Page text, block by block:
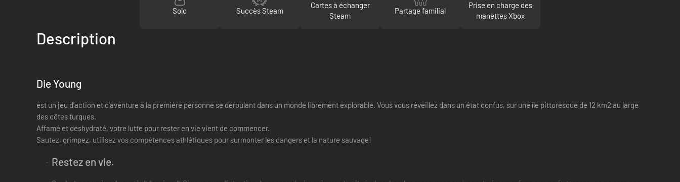
Solo Succès Steam
Cartes à échanger
Steam
Partage familial
Prise en charge des
manettes Xbox
Description
Die Young
est un jeu d'action et d'aventure à la première personne se déroulant dans un monde librement explorable. Vous vous réveillez dans un état confus, sur une île pittoresque de 12 km2 au large
des côtes turques.
Affamé et déshydraté, votre lutte pour rester en vie vient de commencer.
Sautez, grimpez, utilisez vos compétences athlétiques pour surmonter les dangers et la nature sauvage!
Restez en vie.